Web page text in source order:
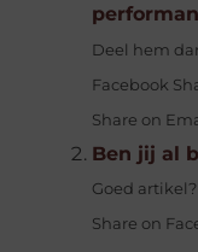
Deel hem
Facebook
Share on
Ben jij al
Goed
Share on